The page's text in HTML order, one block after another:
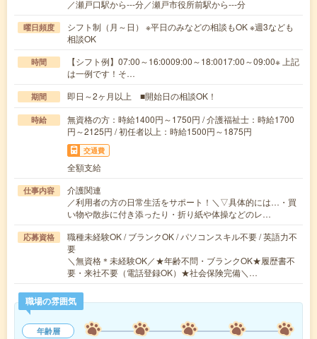
／瀬戸口駅から---分／瀬戸市役所前駅から---分
曜日頻度
シフト制（月～日） ※平日のみなどの相談もOK ※週3なども
相談OK
時間
【シフト例】07:00～16:0009:00～18:0017:00～09:00※ 上記
は一例です！そ…
期間 即日～2ヶ月以上 ■開始日の相談OK！
時給
無資格の方：時給1400円～1750円 / 介護福祉士：時給1700
円～2125円 / 初任者以上：時給1500円～1875円
交通費
全額支給
仕事内容
介護関連
／利用者の方の日常生活をサポート！＼▽具体的には…・買
い物や散歩に付き添ったり・折り紙や体操などのレ…
応募資格
職種未経験OK / ブランクOK / パソコンスキル不要 / 英語力不
要
＼無資格＊未経験OK／★年齢不問・ブランクOK★履歴書不
要・来社不要（電話登録OK）★社会保険完備＼…
職場の雰囲気
年齢層